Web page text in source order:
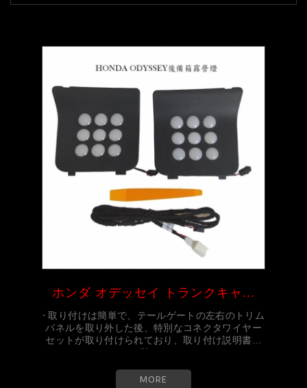
ホンダ オデッセイ トランクキャ...
⋅ 取り付けは簡単で、テールゲートの左右のトリム
パネルを取り外した後、特別なコネクタワイヤー
セットが取り付けられており、取り付け説明書に
従っ...
MORE